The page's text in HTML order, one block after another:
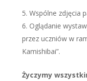
Wspólne zdjęcia
Oglądanie
przez uczniów w
Kamishibai”.
Życzymy